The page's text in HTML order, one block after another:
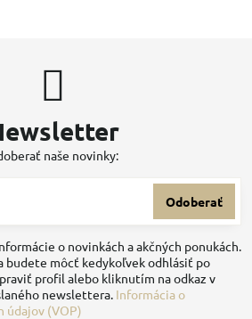
naše novinky:
Odoberať
o novinkách a akčných ponukách.
budete môcť kedykoľvek odhlásiť po
profil alebo kliknutím na odkaz v
newslettera. Informácia o
údajov (VOP)